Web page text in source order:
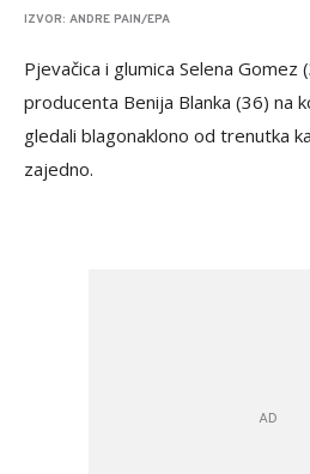
IZVOR: ANDRE PAIN/EPA
Pjevačica i glumica Selena Gomez
producenta Benija Blanka (36) na
gledali blagonaklono od trenutka
zajedno.